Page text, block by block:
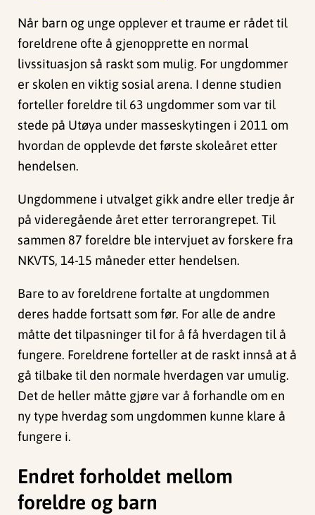
Når barn og unge opplever et traume er rådet til
foreldrene ofte å gjenopprette en normal
livssituasjon så raskt som mulig. For ungdommer
er skolen en viktig sosial arena. I denne studien
forteller foreldre til 63 ungdommer som var til
stede på Utøya under masseskytingen i 2011 om
hvordan de opplevde det første skoleåret etter
hendelsen.
Ungdommene i utvalget gikk andre eller tredje år
på videregående året etter terrorangrepet. Til
sammen 87 foreldre ble intervjuet av forskere fra
NKVTS, 14-15 måneder etter hendelsen.
Bare to av foreldrene fortalte at ungdommen
deres hadde fortsatt som før. For alle de andre
måtte det tilpasninger til for å få hverdagen til å
fungere. Foreldrene forteller at de raskt innså at å
gå tilbake til den normale hverdagen var umulig.
Det de heller måtte gjøre var å forhandle om en
ny type hverdag som ungdommen kunne klare å
fungere i.
Endret forholdet mellom
foreldre og barn